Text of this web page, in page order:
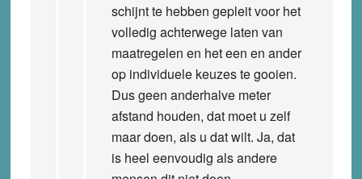
schijnt te hebben gepleit voor het
volledig achterwege laten van
maatregelen en het een en ander
op individuele keuzes te gooien.
Dus geen anderhalve meter
afstand houden, dat moet u zelf
maar doen, als u dat wilt. Ja, dat
is heel eenvoudig als andere